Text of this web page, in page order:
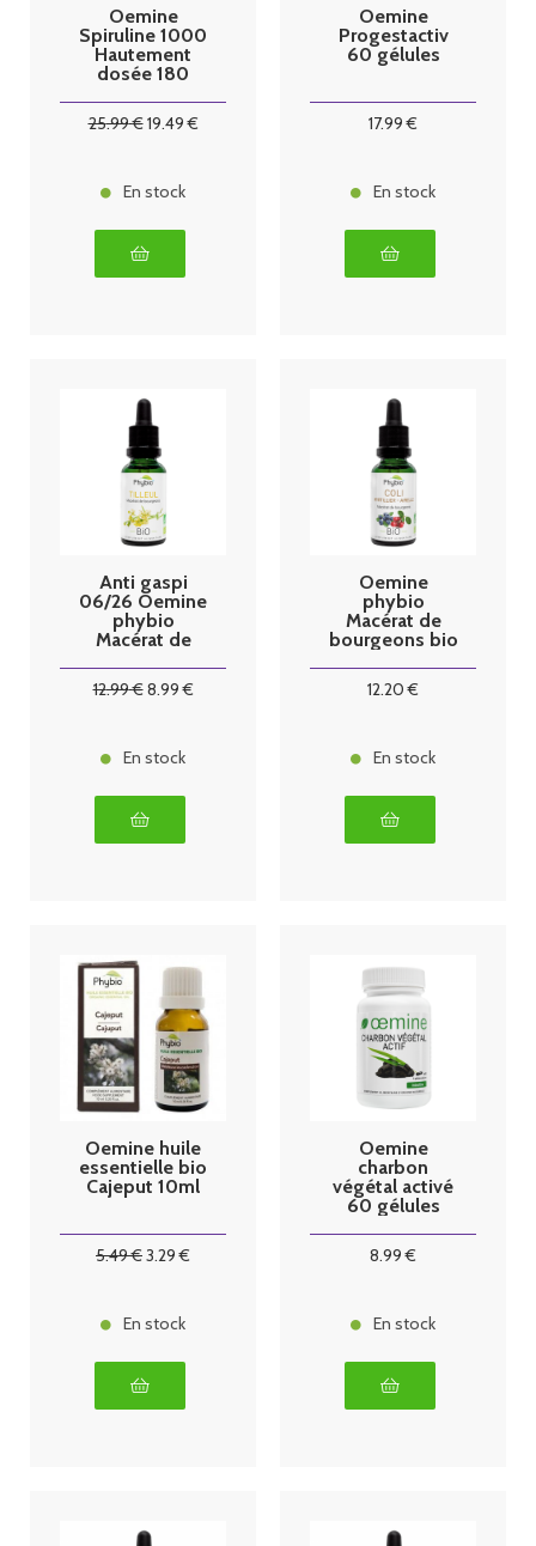
Oemine
Spiruline 1000
Hautement
dosée 180
25.99€19.49€
En stock
Oemine
Progestactiv
60 gélules
17.99 €
En stock
Anti gaspi
06/26 Oemine
phybio
Macérat de
12.99€8.99€
En stock
Oemine
phybio
Macérat de
bourgeons bio
12.20 €
En stock
Oemine huile
essentielle bio
Cajeput 10ml
5.49€3.29 €
En stock
Oemine
charbon
végétal activé
60 gélules
8.99 €
En stock